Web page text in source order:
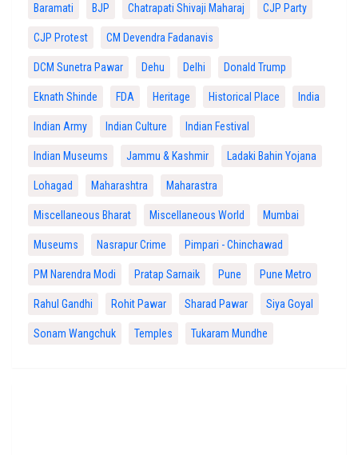
Baramati BJP Chatrapati Shivaji Maharaj CJP Party
CJP Protest CM Devendra Fadanavis
DCM Sunetra Pawar Dehu Delhi Donald Trump
Eknath Shinde FDA Heritage Historical Place India
Indian Army Indian Culture Indian Festival
Indian Museums Jammu & Kashmir Ladaki Bahin Yojana
Lohagad Maharashtra Maharastra
Miscellaneous Bharat Miscellaneous World Mumbai
Museums Nasrapur Crime Pimpari - Chinchawad
PM Narendra Modi Pratap Sarnaik Pune Pune Metro
Rahul Gandhi Rohit Pawar Sharad Pawar Siya Goyal
Sonam Wangchuk Temples Tukaram Mundhe